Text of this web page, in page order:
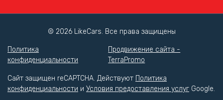
© 2026 LikeCars. Все права защищены
Политика
конфиденциальности
Продвижение сайта -
TerraPromo
Сайт защищен reCAPTCHA. Действуют Политика
конфиденциальности и Условия предоставления услуг Google.